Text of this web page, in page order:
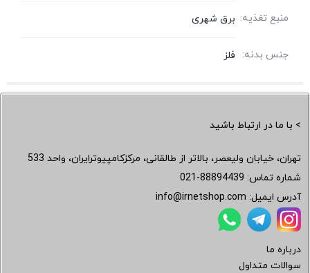
منبع تغذیه: برق شهری
جنس بدنه: فلز
> با ما در ارتباط باشید
تهران، خیابان ولیعصر، بالاتر از طالقانی، مرکزکامپیوترایران، واحد 533
شماره تماس: 021-88894439
آدرس ایمیل: info@irnetshop.com
درباره ما
سوالات متداول